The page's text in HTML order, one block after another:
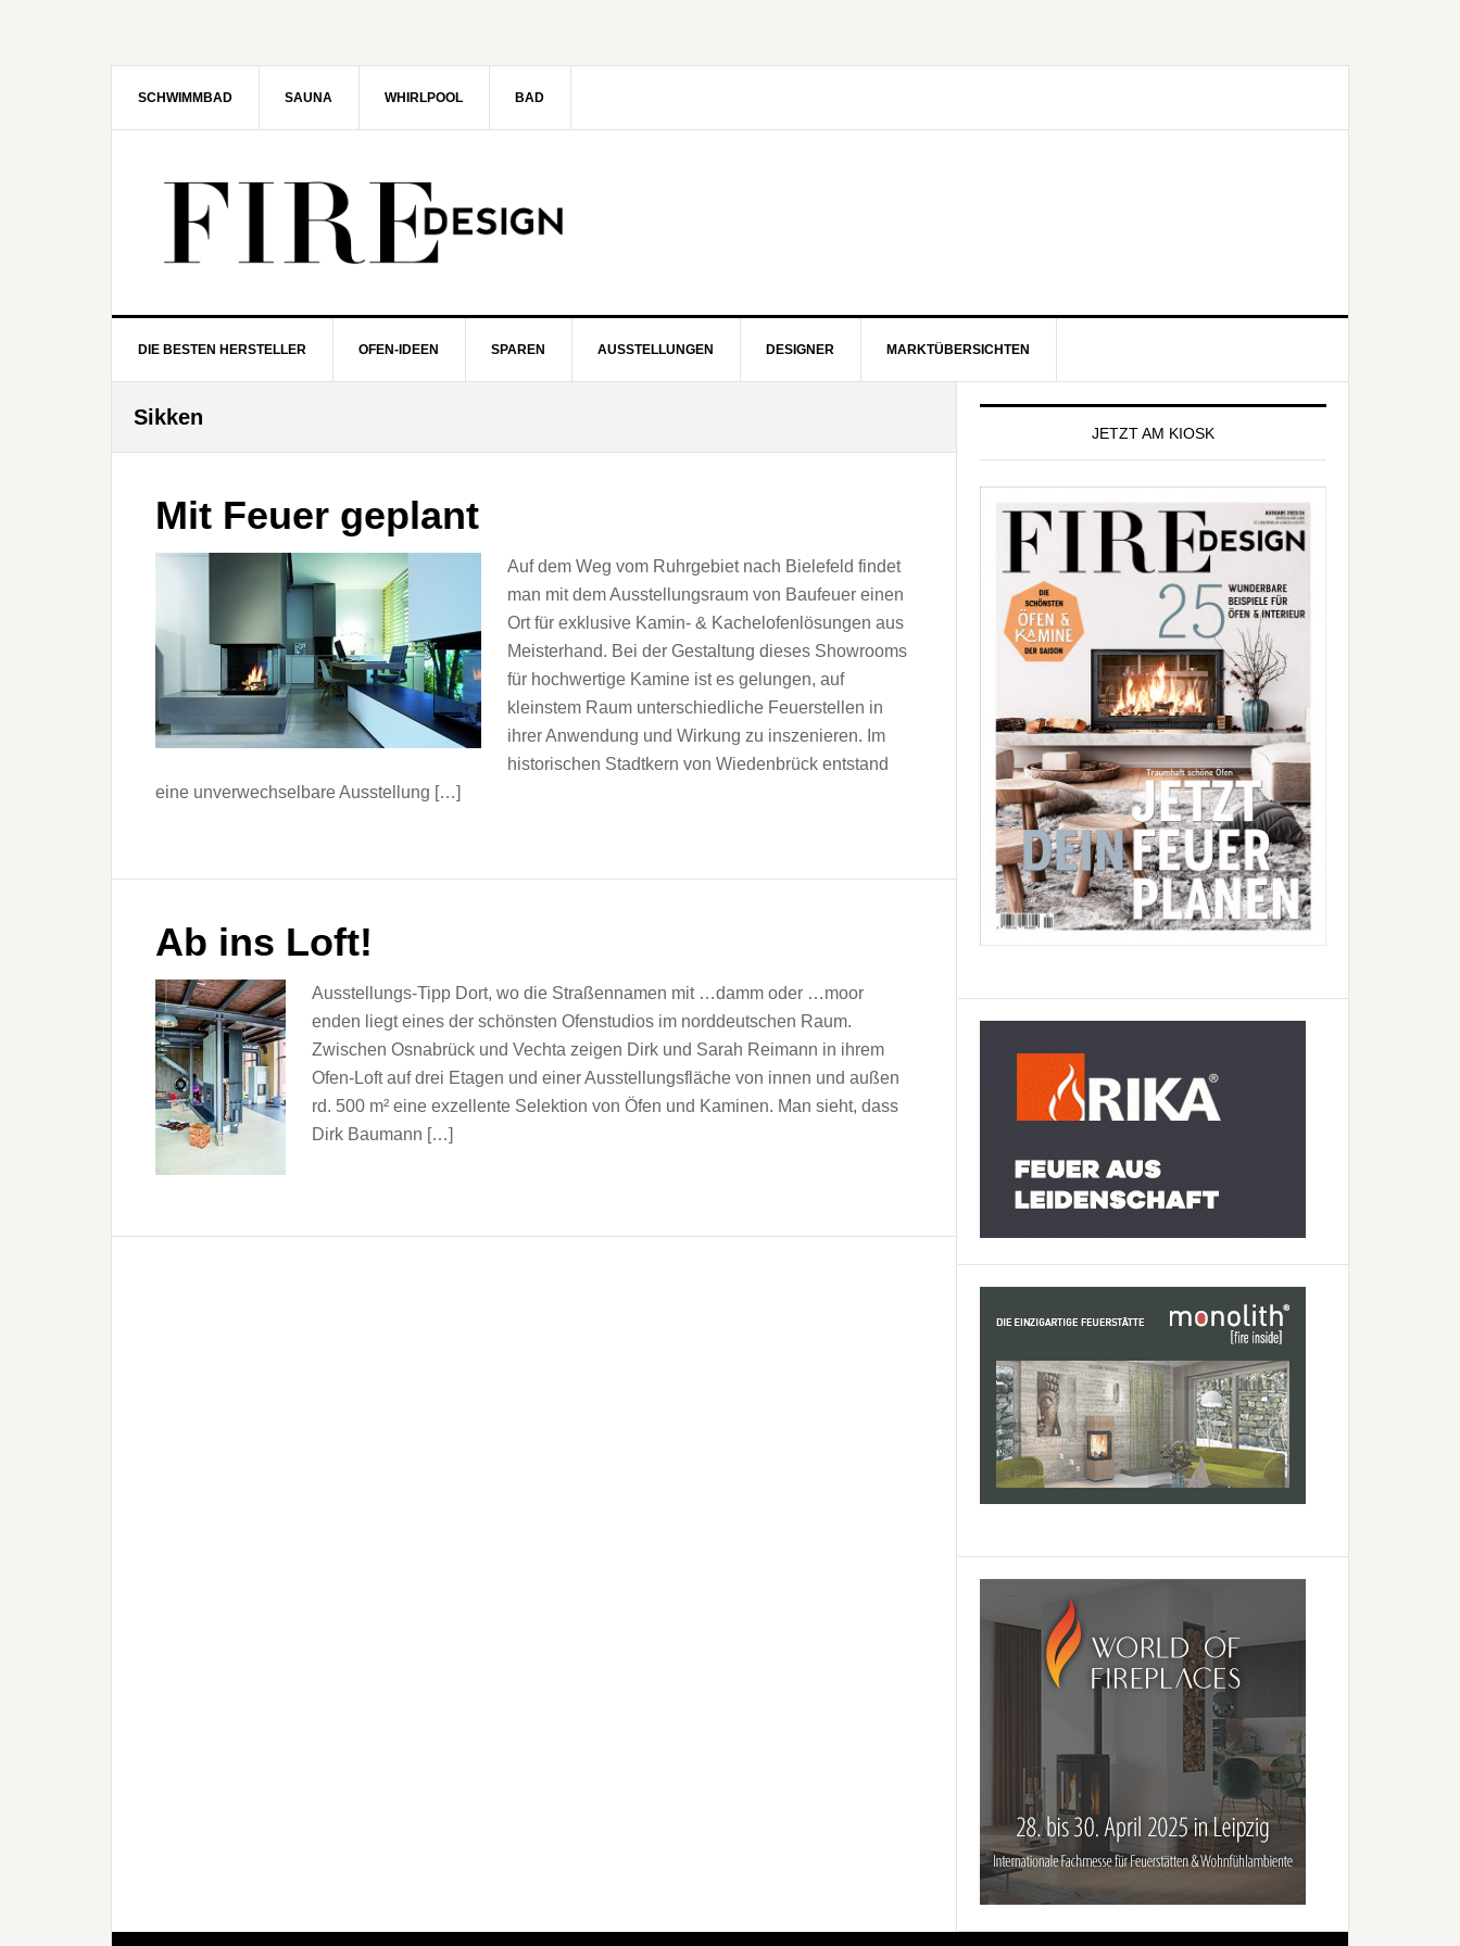
SCHWIMMBAD SAUNA WHIRLPOOL BAD
DIE BESTEN HERSTELLER OFEN-IDEEN SPAREN AUSSTELLUNGEN DESIGNER MARKTÜBERSICHTEN
Sikken
Mit Feuer geplant
Auf dem Weg vom Ruhrgebiet nach Bielefeld findet
man mit dem Ausstellungsraum von Baufeuer einen
Ort für exklusive Kamin- & Kachelofenlösungen aus
Meisterhand. Bei der Gestaltung dieses Showrooms
für hochwertige Kamine ist es gelungen, auf
kleinstem Raum unterschiedliche Feuerstellen in
ihrer Anwendung und Wirkung zu inszenieren. Im
historischen Stadtkern von Wiedenbrück entstand
eine unverwechselbare Ausstellung […]
Ab ins Loft!
Ausstellungs-Tipp Dort, wo die Straßennamen mit …damm oder …moor
enden liegt eines der schönsten Ofenstudios im norddeutschen Raum.
Zwischen Osnabrück und Vechta zeigen Dirk und Sarah Reimann in ihrem
Ofen-Loft auf drei Etagen und einer Ausstellungsfläche von innen und außen
rd. 500 m² eine exzellente Selektion von Öfen und Kaminen. Man sieht, dass
Dirk Baumann […]
Seitenspalte
JETZT AM KIOSK